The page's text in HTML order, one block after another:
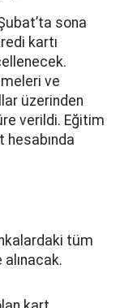
sona
kartı
ve
üzerinden
verildi. Eğitim
hesabında
tüm